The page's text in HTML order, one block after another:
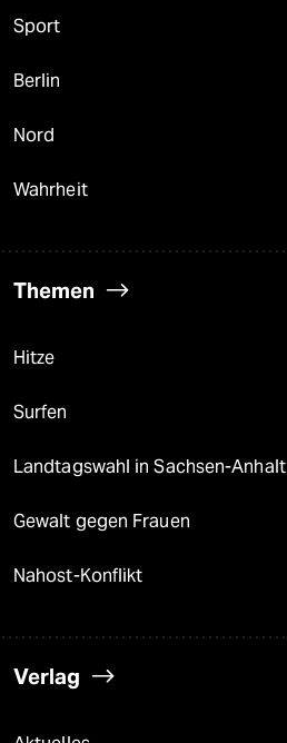
Sport
Berlin
Nord
Wahrheit
Themen
Hitze
Surfen
Landtagswahl in Sachsen-Anhalt
Gewalt gegen Frauen
Nahost-Konflikt
Verlag